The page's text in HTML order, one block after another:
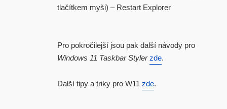
tlačítkem myši) – Restart Explorer
Pro pokročilejší jsou pak další návody pro
Windows 11 Taskbar Styler zde.
Další tipy a triky pro W11 zde.